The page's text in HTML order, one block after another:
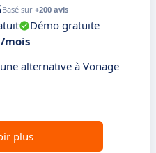
Basé sur +200 avis
Démo gratuite
mois
alternative à Vonage
plus